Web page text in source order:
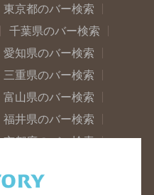
東京都のバー検索
千葉県のバー検索
愛知県のバー検索
三重県のバー検索
富山県のバー検索
福井県のバー検索
京都府のバー検索
和歌山県のバー検索